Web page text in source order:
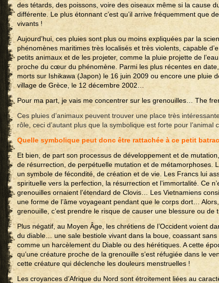
des tétards, des poissons, voire des oiseaux même si la cause
différente. Le plus étonnant c’est qu’il arrive fréquemment que
vivants !
Aujourd’hui, ces pluies sont plus ou moins expliquées par la
phénomènes maritimes très localisés et très violents, capable
petits animaux et de les projeter, comme la pluie projette de
proche du cœur du phénomène. Parmi les plus récentes en
morts sur Ishikawa (Japon) le 16 juin 2009 ou encore une pluie
village de Grèce, le 12 décembre 2002…
Pour ma part, je vais me concentrer sur les grenouilles… The
Ces pluies d’animaux peuvent trouver une place très
rôle, ceci d’autant plus que la symbolique est forte pour l’animal
Quelle symbolique peut donc être rattachée à ce petit
Et bien, de part son processus de développement et de
de résurrection, de perpétuelle mutation et de métamorphoses.
un symbole de fécondité, de création et de vie. Les Francs lui
spirituelle vers la perfection, la résurrection et l’immortalité. Ce
grenouilles ornaient l’étendard de Clovis… Les Vietnamiens
une forme de l’âme voyageant pendant que le corps dort…
grenouille, c’est prendre le risque de causer une blessure ou de
Plus négatif, au Moyen Âge, les chrétiens de l’Occident voient
du diable… une sale bestiole vivant dans la boue, coassant
comme un harcèlement du Diable ou des hérétiques. A cette
qu’une créature proche de la grenouille s’est réfugiée dans le
cette créature qui déclenche les douleurs menstruelles !
Les croyances d’Afrique du Nord sont étroitement liées au